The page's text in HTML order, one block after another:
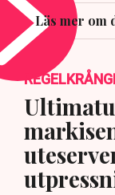
Läs mer om